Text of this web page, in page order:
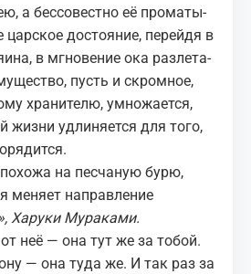
а бес­со­вест­но её про­ма­ты­
цар­ское досто­я­ние, перей­дя в
в мгнове­ние ока раз­ле­та­
пусть и скром­ное,
хра­ни­те­лю, умно­жа­ет­ся,
жиз­ни удли­ня­ет­ся для того,
на песчаную бурю,
меняет направление
Харуки Мураками.
неё — она тут же за тобой.
— она туда же. И так раз за